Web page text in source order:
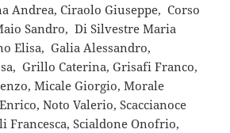
Andrea, Ciraolo Giuseppe, Corso
Sandro, Di Silvestre Maria
Elisa, Galia Alessandro,
Grillo Caterina, Grisafi Franco,
Micale Giorgio, Morale
Noto Valerio, Scaccianoce
Francesca, Scialdone Onofrio,